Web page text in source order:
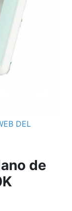
DEL
de